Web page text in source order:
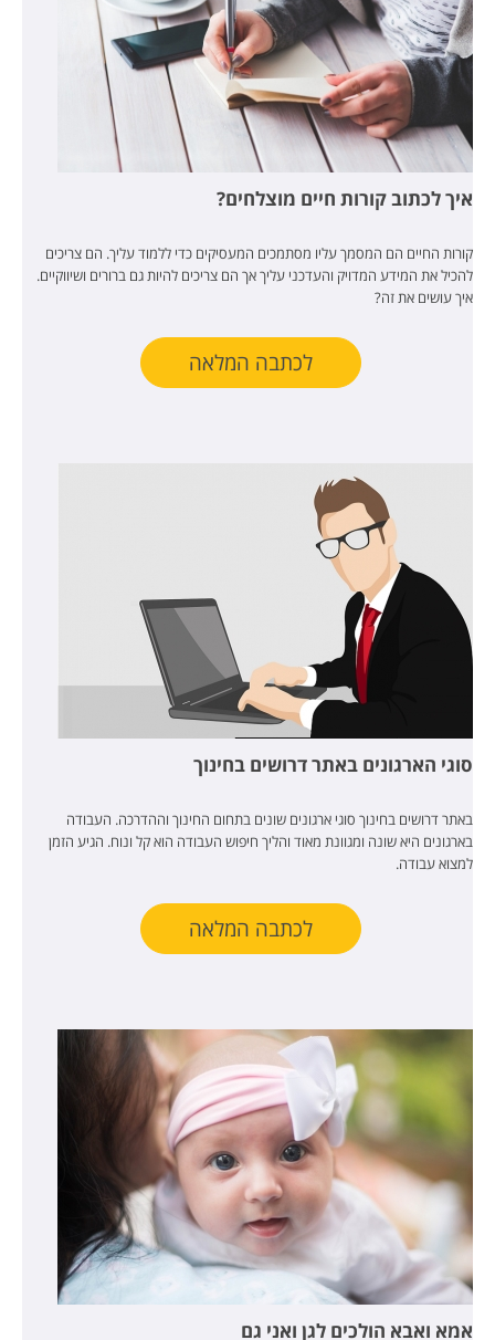
איך לכתוב קורות חיים מוצלחים?
קורות החיים הם המסמך עליו מסתמכים המעסיקים כדי ללמוד עליך. הם צריכים
להכיל את המידע המדויק והעדכני עליך אך הם צריכים להיות גם ברורים ושיווקיים.
איך עושים את זה?
לכתבה המלאה
סוגי הארגונים באתר דרושים בחינוך
באתר דרושים בחינוך סוגי ארגונים שונים בתחום החינוך וההדרכה. העבודה
בארגונים היא שונה ומגוונת מאוד והליך חיפוש העבודה הוא קל ונוח. הגיע הזמן
למצוא עבודה.
לכתבה המלאה
אמא ואבא הולכים לגן ואני גם